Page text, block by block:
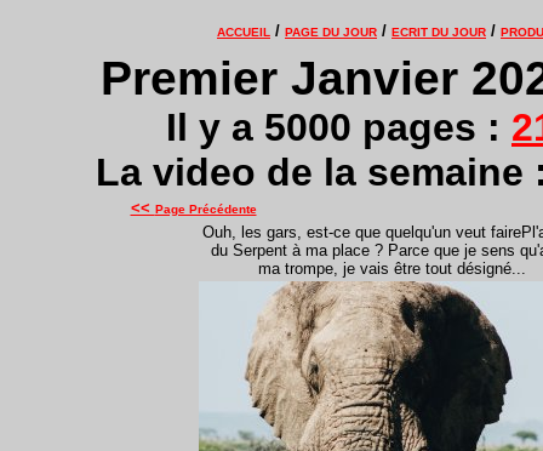
ACCUEIL / PAGE DU JOUR / ECRIT DU JOUR /
Premier Janvier
Il y a 5000 pages :
La video de la semaine
<< Page Précédente
Ouh, les gars, est-ce que quelqu'un veut
du Serpent à ma place ? Parce que je sens
ma trompe, je vais être tout désigné...